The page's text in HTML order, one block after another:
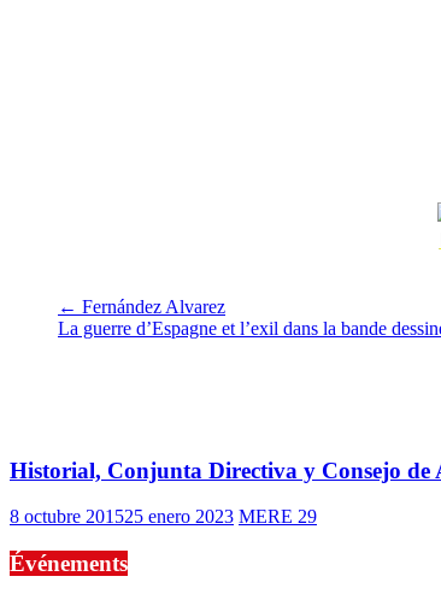
← Fernández Alvarez
La guerre d’Espagne et l’exil dans la bande
Historial, Conjunta Directiva y Consejo de
8 octubre 201525 enero 2023 MERE 29
Événements